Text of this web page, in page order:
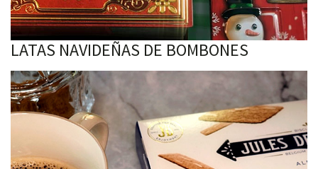
LATAS NAVIDEÑAS DE BOMBONES